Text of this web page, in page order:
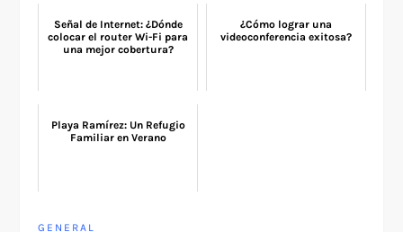
Señal de Internet: ¿Dónde
colocar el router Wi-Fi para
una mejor cobertura?
¿Cómo lograr una
videoconferencia exitosa?
Playa Ramírez: Un Refugio
Familiar en Verano
GENERAL